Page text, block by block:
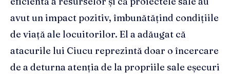
avut un impact pozitiv, îmbunătățind condițiile
de viață ale locuitorilor. El a adăugat că
atacurile lui Ciucu reprezintă doar o încercare
de a deturna atenția de la propriile sale eșecuri